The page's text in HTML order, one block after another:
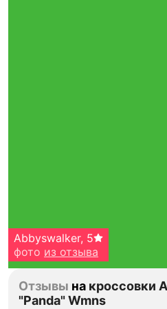
Abbyswalker, 5
фото из отзыва
Отзывы на кроссовки
"Panda" Wmns